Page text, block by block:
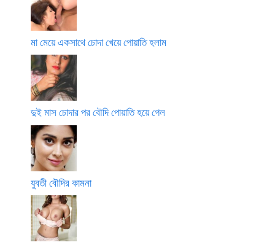
মা মেয়ে একসাথে চোদা খেয়ে পোয়াতি হলাম
দুই মাস চোদার পর বৌদি পোয়াতি হয়ে গেল
যুবতী বৌদির কামনা